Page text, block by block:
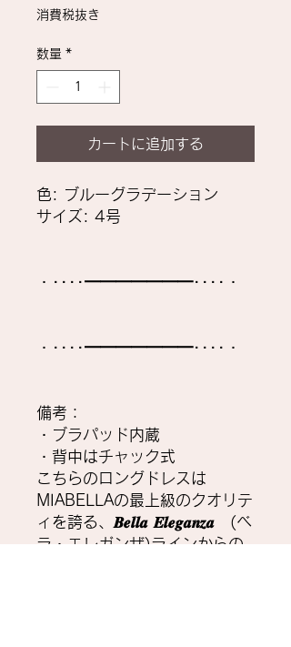
消費税抜き
数量 *
カートに追加する
色: ブルーグラデーション
サイズ: 4号
・････━━━━━━━････・
・････━━━━━━━････・
備考：
・ブラパッド内蔵
・背中はチャック式
こちらのロングドレスは
MIABELLAの最上級のクオリテ
ィを誇る、𝑩𝒆𝒍𝒍𝒂 𝑬𝒍𝒆𝒈𝒂𝒏𝒛𝒂 (ベ
ラ・エレガンザ)ラインからの